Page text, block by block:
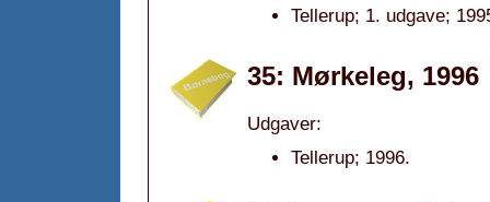
Tellerup; 1. udgave;
35: Mørkeleg, 1996
Udgaver:
Tellerup; 1996.